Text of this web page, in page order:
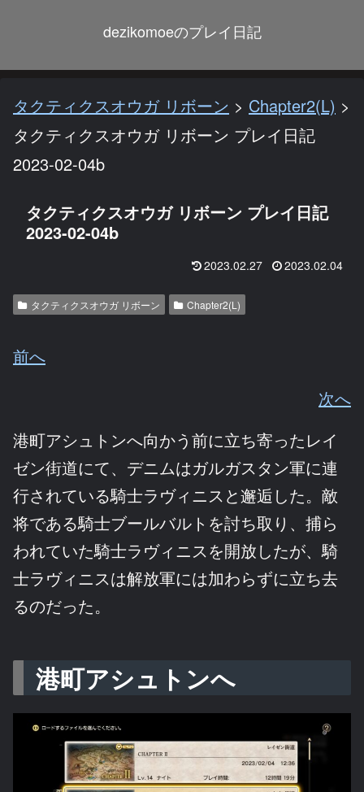
dezikomoeのプレイ日記
タクティクスオウガ リボーン > Chapter2(L) >
タクティクスオウガ リボーン プレイ日記
2023-02-04b
タクティクスオウガ リボーン プレイ日記
2023-02-04b
2023.02.27 2023.02.04
タクティクスオウガ リボーン Chapter2(L)
前へ
次へ
港町アシュトンへ向かう前に立ち寄ったレイ
ゼン街道にて、デニムはガルガスタン軍に連
行されている騎士ラヴィニスと邂逅した。敵
将である騎士ブールバルトを討ち取り、捕ら
われていた騎士ラヴィニスを開放したが、騎
士ラヴィニスは解放軍には加わらずに立ち去
るのだった。
港町アシュトンへ